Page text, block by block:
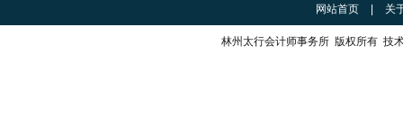
网站首页 关
林州太行会计师事务所 版权所有 技